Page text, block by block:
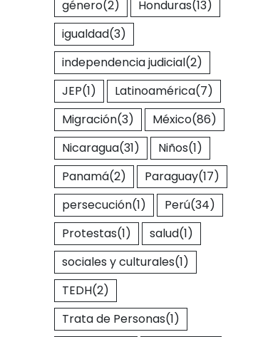
género(2) Honduras(13)
igualdad(3)
independencia judicial(2)
JEP(1) Latinoamérica(7)
Migración(3) México(86)
Nicaragua(31) Niños(1)
Panamá(2) Paraguay(17)
persecución(1) Perú(34)
Protestas(1) salud(1)
sociales y culturales(1)
TEDH(2)
Trata de Personas(1)